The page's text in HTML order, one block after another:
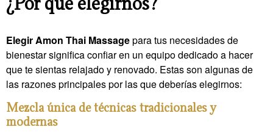
¿Por qué elegirnos?
Elegir Amon Thai Massagepara tus necesidades de
bienestar significa confiar en un equipo dedicado a hacer
que te sientas relajado y renovado. Estas son algunas de
las razones principales por las que deberías elegirnos:
Mezcla única de técnicas tradicionales y
modernas